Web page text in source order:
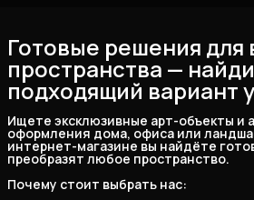
Готовые решения для
пространства —
подходящий вариант
Ищете эксклюзивные арт-объекты и
оформления дома, офиса или
интернет-магазине вы найдёте
преобразят любое пространство.
Почему стоит выбрать нас: